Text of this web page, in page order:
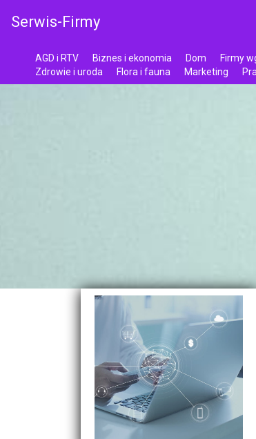
Serwis-Firmy
AGD i RTV Biznes i ekonomia Dom Firmy
Zdrowie i uroda
Flora i fauna Marketing